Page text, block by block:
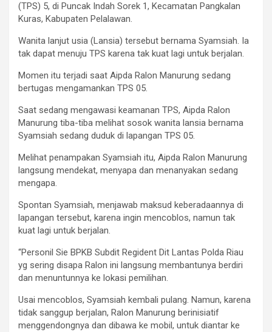
(TPS) 5, di Puncak Indah Sorek 1, Kecamatan Pangkalan
Kuras, Kabupaten Pelalawan.
Wanita lanjut usia (Lansia) tersebut bernama Syamsiah. Ia
tak dapat menuju TPS karena tak kuat lagi untuk berjalan.
Momen itu terjadi saat Aipda Ralon Manurung sedang
bertugas mengamankan TPS 05.
Saat sedang mengawasi keamanan TPS, Aipda Ralon
Manurung tiba-tiba melihat sosok wanita lansia bernama
Syamsiah sedang duduk di lapangan TPS 05.
Melihat penampakan Syamsiah itu, Aipda Ralon Manurung
langsung mendekat, menyapa dan menanyakan sedang
mengapa.
Spontan Syamsiah, menjawab maksud keberadaannya di
lapangan tersebut, karena ingin mencoblos, namun tak
kuat lagi untuk berjalan.
“Personil Sie BPKB Subdit Regident Dit Lantas Polda Riau
yg sering disapa Ralon ini langsung membantunya berdiri
dan menuntunnya ke lokasi pemilihan.
Usai mencoblos, Syamsiah kembali pulang. Namun, karena
tidak sanggup berjalan, Ralon Manurung berinisiatif
menggendongnya dan dibawa ke mobil, untuk diantar ke